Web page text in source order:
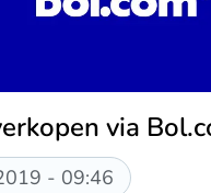
via
- 09:46